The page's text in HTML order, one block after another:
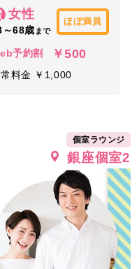
女性
～68歳 まで
ほぼ満員
予約割 ￥500
料金 ￥1,000
個室ラウンジ
銀座個室2